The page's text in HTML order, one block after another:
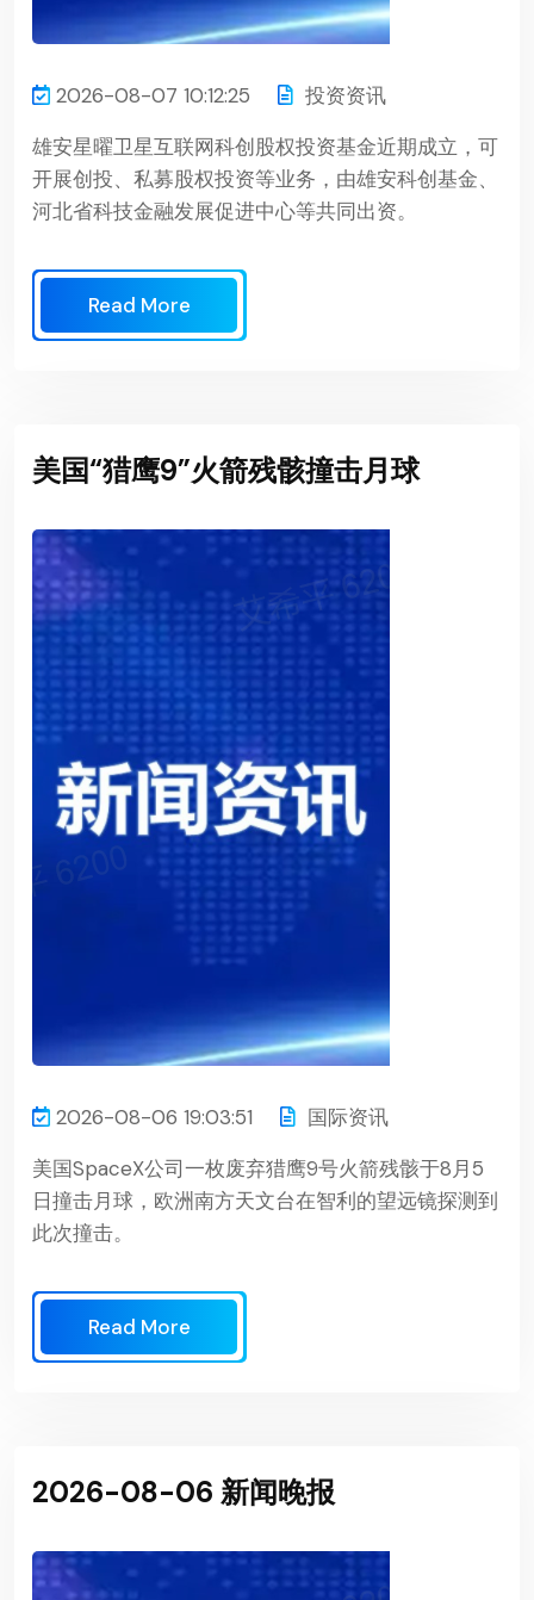
2026-08-07 10:12:25
投资资讯
雄安星曜卫星互联网科创股权投资基金近期成立，可
开展创投、私募股权投资等业务，由雄安科创基金、
河北省科技金融发展促进中心等共同出资。
Read More
美国“猎鹰9”火箭残骸撞击月球
2026-08-06 19:03:51
国际资讯
美国SpaceX公司一枚废弃猎鹰9号火箭残骸于8月5
日撞击月球，欧洲南方天文台在智利的望远镜探测到
此次撞击。
Read More
2026-08-06 新闻晚报